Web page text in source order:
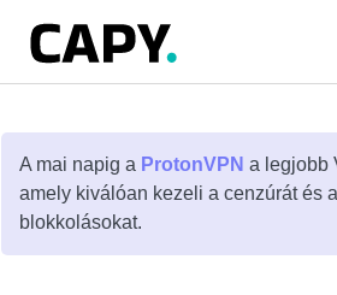
A mai napig a ProtonVPN a legjobb
amely kiválóan kezeli a cenzúrát és a
blokkolásokat.